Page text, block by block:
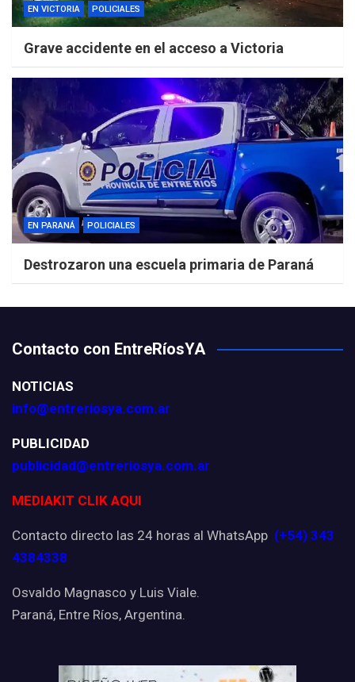
EN VICTORIA POLICIALES
Grave accidente en el acceso a Victoria
EN PARANÁ POLICIALES
Destrozaron una escuela primaria de Paraná
Contacto con EntreRíosYA
NOTICIAS
info@entreriosya.com.ar
PUBLICIDAD
publicidad@entreriosya.com.ar
MEDIAKIT CLIK AQUI
Contacto directo las 24 horas al WhatsApp (+54) 343
4384338
Osvaldo Magnasco y Luis Viale.
Paraná, Entre Ríos, Argentina.